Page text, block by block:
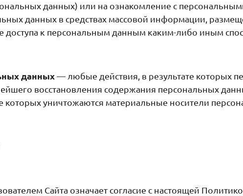
данных) или на ознакомление с
данных в средствах массовой информации,
доступа к персональным данным каким-либо иным
данных— любые действия, в результате которых
восстановления содержания персональных
которых уничтожаются материальные носители
Сайта означает согласие с настоящей